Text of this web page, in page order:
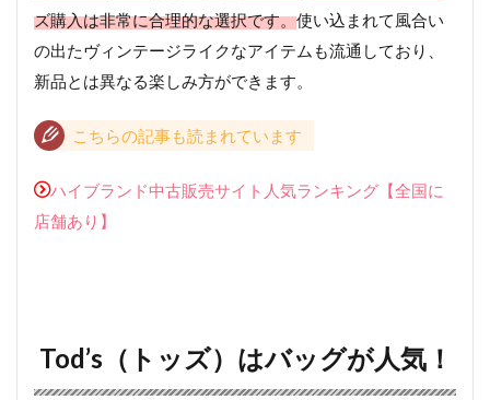
ズ購入は非常に合理的な選択です。使い込まれて風合い
の出たヴィンテージライクなアイテムも流通しており、
新品とは異なる楽しみ方ができます。
こちらの記事も読まれています
ハイブランド中古販売サイト人気ランキング【全国に
店舗あり】
Tod’s（トッズ）はバッグが人気！